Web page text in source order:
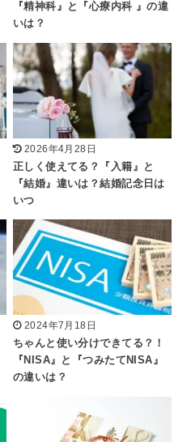
『精神科』と『心療内科 』の違
いは？
2026年4月28日
正しく使えてる？『入籍』と
『結婚』違いは？結婚記念日は
いつ
2024年7月18日
ちゃんと使い分けできてる？！
『NISA』と『つみたてNISA』
の違いは？